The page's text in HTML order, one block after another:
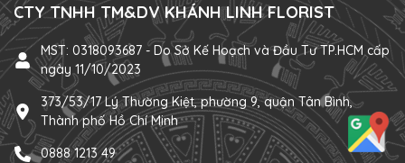
CTY TNHH TM&DV KHÁNH LINH FLORIST
MST: 0318093687 - Do Sở Kế Hoạch và Đầu Tư TP.HCM cấp
ngày 11/10/2023
373/53/17 Lý Thường Kiệt, phường 9, quận Tân Bình,
Thành phố Hồ Chí Minh
0888 1213 49